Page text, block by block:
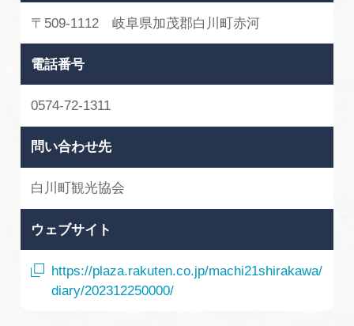
〒509-1112 岐阜県加茂郡白川町赤河
電話番号
0574-72-1311
問い合わせ先
白川町観光協会
ウェブサイト
https://plaza.rakuten.co.jp/machi21shirakawa/
diary/202312250000/